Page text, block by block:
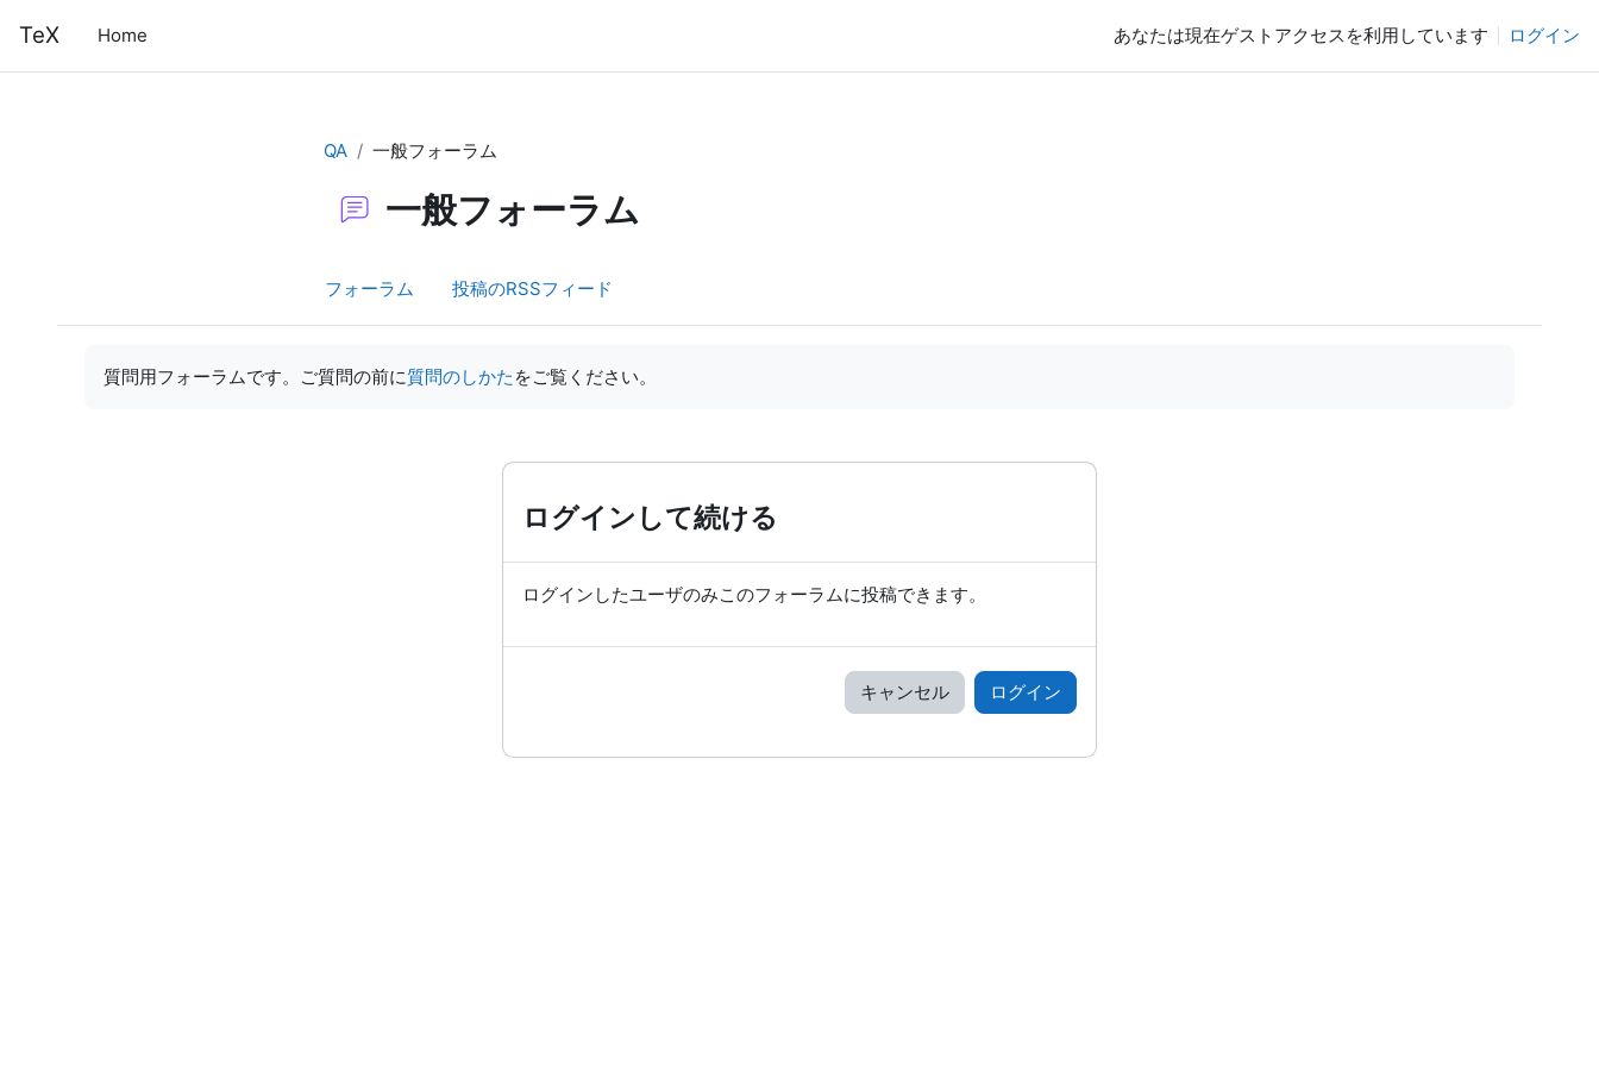
TeX Home あなたは現在ゲストアクセスを利用しています ログイン
QA 一般フォーラム
一般フォーラム
フォーラム 投稿のRSSフィード
質問用フォーラムです。ご質問の前に質問のしかた をご覧ください。
ログインして続ける
ログインしたユーザのみこのフォーラムに投稿できます。
キャンセル ログイン